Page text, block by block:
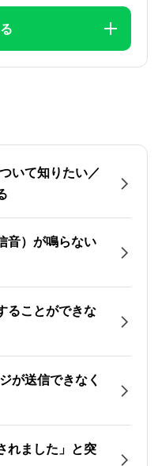
いて知りたい／
音）が鳴らない
ることができな
が送信できなく
れました」と突